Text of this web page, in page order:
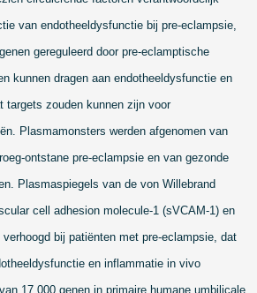
van endotheeldysfunctie bij pre-eclampsie,
gereguleerd door pre-eclamptische
kunnen dragen aan endotheeldysfunctie en
targets zouden kunnen zijn voor
Plasmamonsters werden afgenomen van
ontstane pre-eclampsie en van gezonde
Plasmaspiegels van de von Willebrand
cell adhesion molecule-1 (sVCAM-1) en
bij patiënten met pre-eclampsie, dat
en inflammatie in vivo
17,000 genen in primaire humane umbilicale